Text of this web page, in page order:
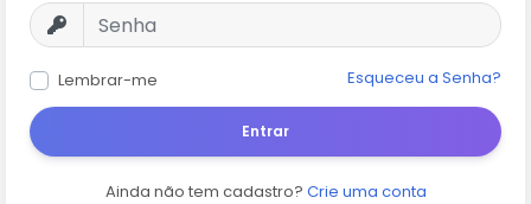
Lembrar-me Esqueceu a Senha?
Entrar
Ainda não tem cadastro? Crie uma conta